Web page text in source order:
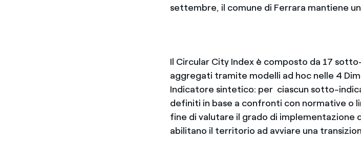
settembre, il comune di Ferrara mantiene
Il Circular City Index è composto da 17
aggregati tramite modelli ad hoc nelle 4
Indicatore sintetico: per ciascun sotto-
definiti in base a confronti con normative o
fine di valutare il grado di
abilitano il territorio ad avviare una